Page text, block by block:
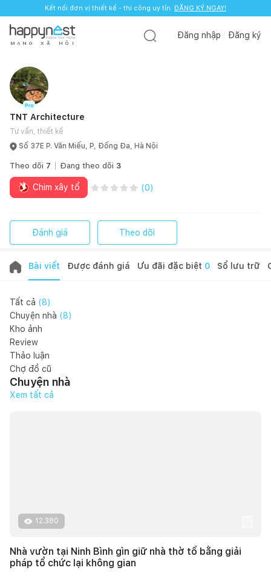
Kết nối đơn vị thiết kế - thi công uy tín. ĐĂNG KÝ NGAY!
M Ạ N G X Ã H Ộ I
Đăng nhập Đăng ký
TNT Architecture
Tư vấn, thiết kế
Số 37E P. Văn Miếu, P, Đống Đa, Hà Nội
Theo dõi 7 Đang theo dõi 3
Chim xây tổ (0)
Đánh giá Theo dõi
Bài viết Được đánh giá Ưu đãi đặc biệt 0 Sổ lưu trữ
Tất cả (8)
Chuyện nhà (8)
Kho ảnh
Review
Thảo luận
Chợ đồ cũ
Chuyện nhà
Xem tất cả
12.380
Nhà vườn tại Ninh Bình gìn giữ nhà thờ tổ bằng giải
pháp tổ chức lại không gian